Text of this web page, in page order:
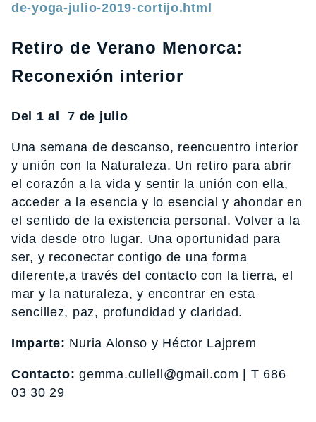
de-yoga-julio-2019-cortijo.html
Retiro de Verano Menorca:
Reconexión interior
Del 1 al 7 de julio
Una semana de descanso, reencuentro interior
y unión con la Naturaleza. Un retiro para abrir
el corazón a la vida y sentir la unión con ella,
acceder a la esencia y lo esencial y ahondar en
el sentido de la existencia personal. Volver a la
vida desde otro lugar. Una oportunidad para
ser, y reconectar contigo de una forma
diferente,a través del contacto con la tierra, el
mar y la naturaleza, y encontrar en esta
sencillez, paz, profundidad y claridad.
Imparte: Nuria Alonso y Héctor Lajprem
Contacto: gemma.cullell@gmail.com | T 686
03 30 29